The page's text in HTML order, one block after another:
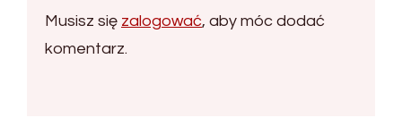
Musisz się zalogować, aby móc dodać
komentarz.